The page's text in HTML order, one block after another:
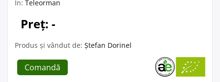
În: Teleorman
Preț: -
Produs și vândut de: Ștefan Dorinel
Comandă